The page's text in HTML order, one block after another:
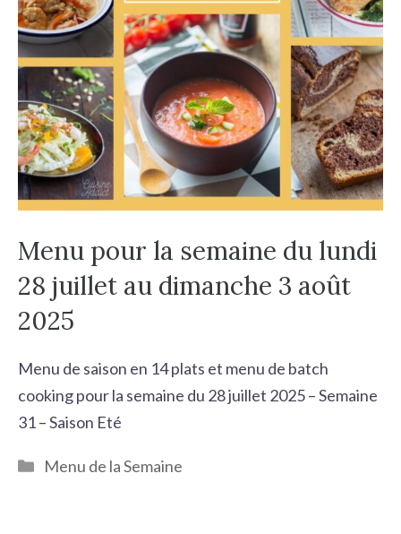
Menu pour la semaine du lundi
28 juillet au dimanche 3 août
2025
Menu de saison en 14 plats et menu de batch
cooking pour la semaine du 28 juillet 2025 – Semaine
31 – Saison Eté
Catégories
Menu de la Semaine